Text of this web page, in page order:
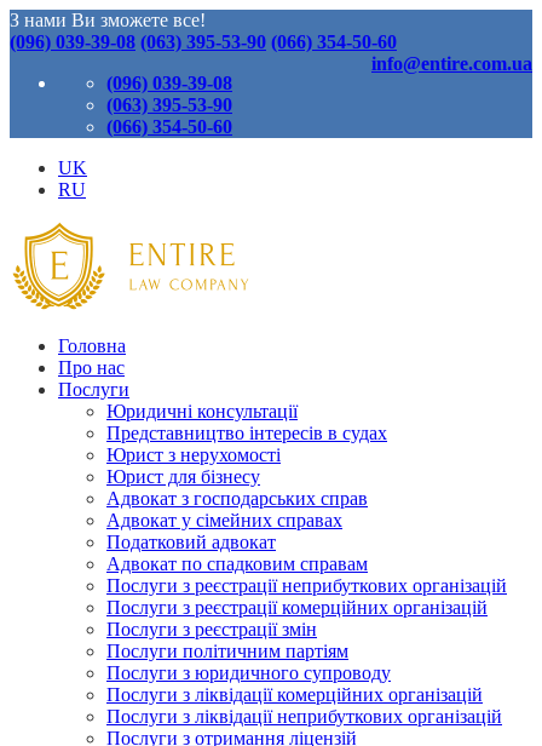
З нами Ви зможете все!
(096) 039-39-08 (063) 395-53-90 (066) 354-50-60
info@entire.com.ua
(096) 039-39-08
(063) 395-53-90
(066) 354-50-60
UK
RU
Головна
Про нас
Послуги
Юридичні консультації
Представництво інтересів в судах
Юрист з нерухомості
Юрист для бізнесу
Адвокат з господарських справ
Адвокат у сімейних справах
Податковий адвокат
Адвокат по спадковим справам
Послуги з реєстрації неприбуткових організацій
Послуги з реєстрації комерційних організацій
Послуги з реєстрації змін
Послуги політичним партіям
Послуги з юридичного супроводу
Послуги з ліквідації комерційних організацій
Послуги з ліквідації неприбуткових організацій
Послуги з отримання ліцензій